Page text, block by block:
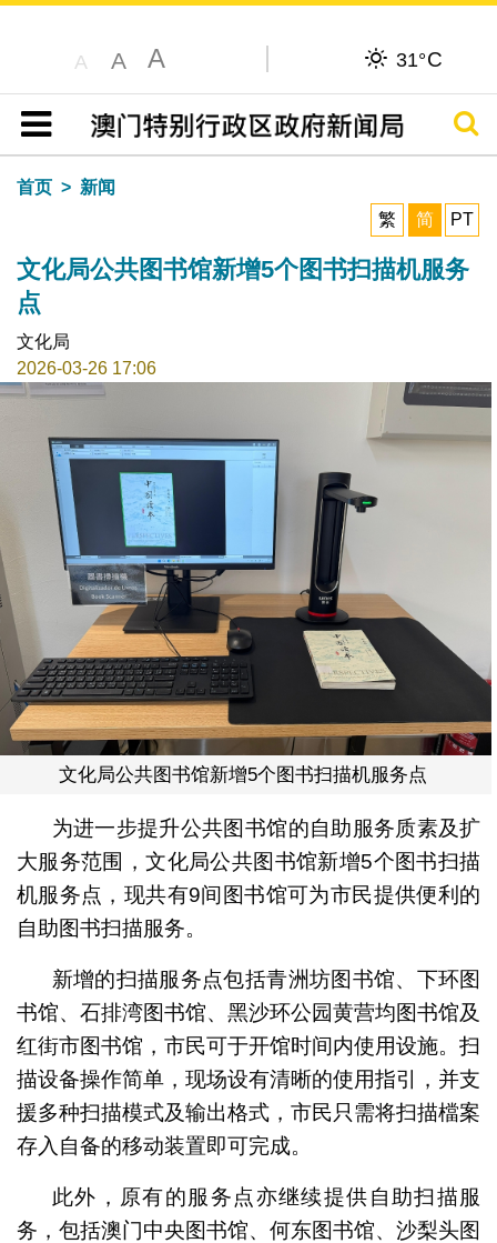
A A A 31°C
目录
搜寻
首页
新闻
繁
简 PT
文化局公共图书馆新增5个图书扫描机服务
点
文化局
2026-03-26 17:06
文化局公共图书馆新增5个图书扫描机服务点
为进一步提升公共图书馆的自助服务质素及扩
大服务范围，文化局公共图书馆新增5个图书扫描
机服务点，现共有9间图书馆可为市民提供便利的
自助图书扫描服务。
新增的扫描服务点包括青洲坊图书馆、下环图
书馆、石排湾图书馆、黑沙环公园黄营均图书馆及
红街市图书馆，市民可于开馆时间内使用设施。扫
描设备操作简单，现场设有清晰的使用指引，并支
援多种扫描模式及输出格式，市民只需将扫描檔案
存入自备的移动装置即可完成。
此外，原有的服务点亦继续提供自助扫描服
务，包括澳门中央图书馆、何东图书馆、沙梨头图